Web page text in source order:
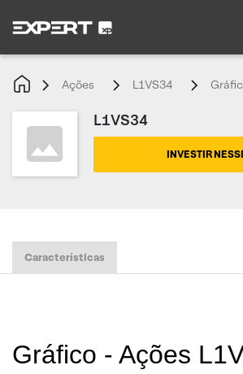
Ações L1VS34
L1VS34
INVESTIR
Características
Gráfico - Ações